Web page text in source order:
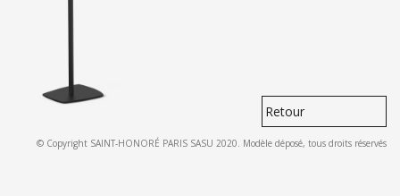
Retour
© Copyright SAINT-HONORÉ PARIS SASU 2020. Modèle déposé, tous droits réservés